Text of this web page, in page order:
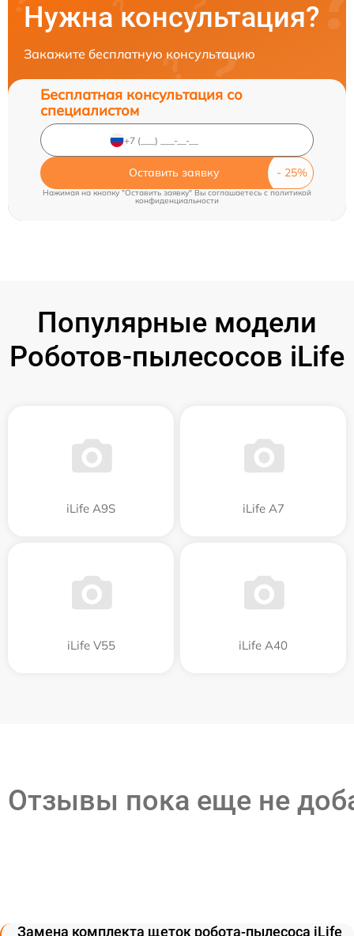
Нужна консультация?
Закажите бесплатную консультацию
Бесплатная консультация со
специалистом
Оставить заявку
Нажимая на кнопку "Оставить заявку" Вы соглашаетесь c политикой
конфиденциальности
Популярные модели
Роботов-пылесосов iLife
iLife A9S iLife A7
iLife V55 iLife A40
Отзывы пока еще не
Замена комплекта щеток робота-пылесоса iLife